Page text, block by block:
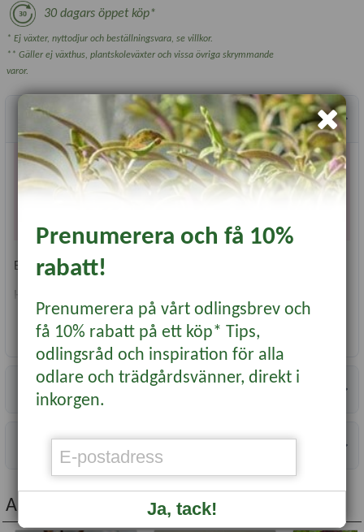
30 dagars öppet köp*
* Ej växter, nyttodjur och beställningsvara, se villkor.
** Gäller ej växthus, plantskoleväxter och vissa övriga skrymmande
varor.
Produktbeskrivning
Order som innehåller förbokade produkter skickas när
samtliga varor kommit i lager.
Önskar du få lagerförda produkter tidigare
dessa.
En vacker exklusiv mörkröd liljeblommande tulpan.
Höjd ca
Blomningstid: Apr-maj
Läge: Sol/halvskugga
Planteringstid
: Augusti till tjälen
Vetenskapligt namn:Tulipa gesneriana (Liljeblommiga
Gruppen)'Sarah Raven'
Antal per förpackning
Storlek lök/knöl
Läs mer...
Specifikationer
Information
Andra köpte även...
Prenumerera och få 10%
rabatt!
Prenumerera på vårt odlingsbrev och
få 10% rabatt på ett köp* Tips,
odlingsråd och inspiration för alla
odlare och trädgårdsvänner, direkt i
inkorgen.
Ja, tack!